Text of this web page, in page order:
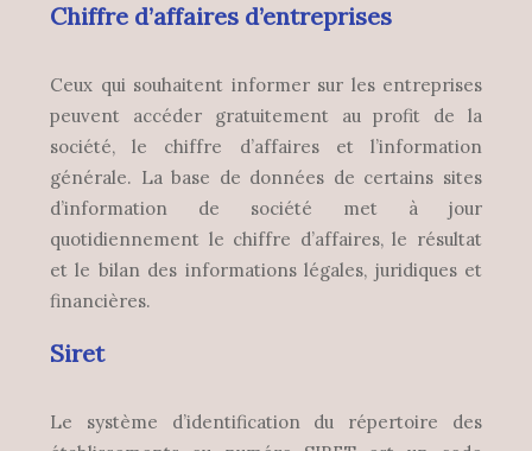
Chiffre d’affaires d’entreprises
Ceux qui souhaitent informer sur les entreprises
peuvent accéder gratuitement au profit de la
société, le chiffre d’affaires et l’information
générale. La base de données de certains sites
d’information de société met à jour
quotidiennement le chiffre d’affaires, le résultat
et le bilan des informations légales, juridiques et
financières.
Siret
Le système d’identification du répertoire des